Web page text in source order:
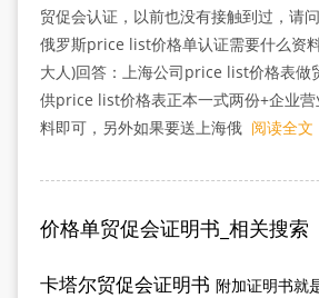
贸促会认证，以前也没有接触到过，请
俄罗斯price list价格单认证需要什么资
大人)回答：上海公司price list价格表做
供price list价格表正本一式两份+企业
料即可，另外如果要送上海俄 阅读全文
价格单贸促会证明书_相关搜索
卡塔尔贸促会证明书 附加证明书就